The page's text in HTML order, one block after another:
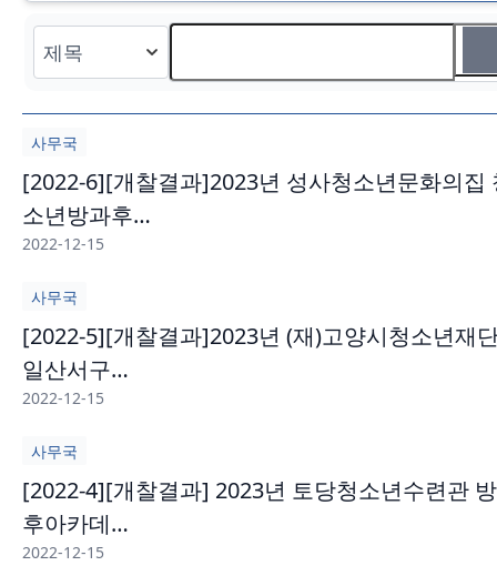
사무국
[2022-6][개찰결과]2023년 성사청소년문화의집
소년방과후…
2022-12-15
사무국
[2022-5][개찰결과]2023년 (재)고양시청소년재
일산서구…
2022-12-15
사무국
[2022-4][개찰결과] 2023년 토당청소년수련관
후아카데…
2022-12-15